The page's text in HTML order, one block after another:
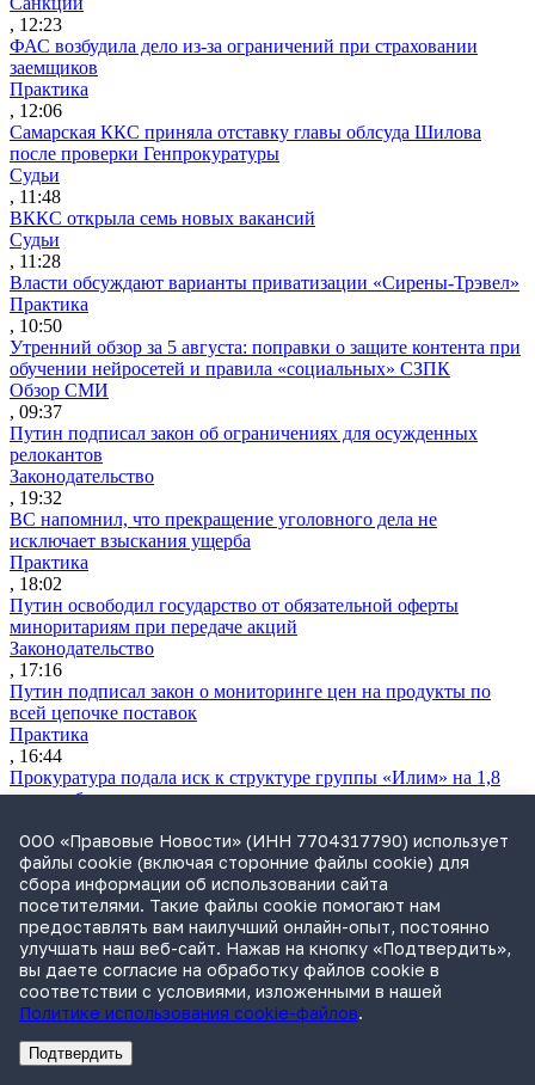
, 12:23
ФАС возбудила дело из-за ограничений при страховании
заемщиков
Практика
, 12:06
Самарская ККС приняла отставку главы облсуда Шилова
после проверки Генпрокуратуры
Судьи
, 11:48
ВККС открыла семь новых вакансий
Судьи
, 11:28
Власти обсуждают варианты приватизации «Сирены-Трэвел»
Практика
, 10:50
Утренний обзор за 5 августа: поправки о защите контента при
обучении нейросетей и правила «социальных» СЗПК
Обзор СМИ
, 09:37
Путин подписал закон об ограничениях для осужденных
релокантов
Законодательство
, 19:32
ВС напомнил, что прекращение уголовного дела не
исключает взыскания ущерба
Практика
, 18:02
Путин освободил государство от обязательной оферты
миноритариям при передаче акций
Законодательство
, 17:16
Путин подписал закон о мониторинге цен на продукты по
всей цепочке поставок
Практика
, 16:44
Прокуратура подала иск к структуре группы «Илим» на 1,8
млрд руб.
, 16:35
Экономколлегия ВС рассмотрит спор о классификации товара
по ВЭД ЕАЭС
Практика
, 16:24
Дочерняя компания «Мегафона» подала иск к «М.Видео» на
1,8 млрд руб.
Практика
, 15:50
устройствами после возражений «Яндекса»
РекламаАдвокатское бюро Санкт-Петербурга «Вертикаль» ИНН 7841290773
ООО «Правовые Новости» (ИНН 7704317790) использует
файлы cookie (включая сторонние файлы cookie) для
сбора информации об использовании сайта
посетителями. Такие файлы cookie помогают нам
предоставлять вам наилучший онлайн-опыт, постоянно
улучшать наш веб-сайт. Нажав на кнопку «Подтвердить»,
вы даете согласие на обработку файлов cookie в
соответствии с условиями, изложенными в нашей
Политике использования cookie-файлов.
Подтвердить